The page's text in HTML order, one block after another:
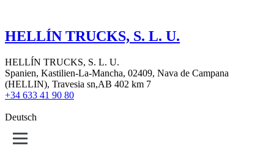
HELLÍN TRUCKS, S. L. U.
HELLÍN TRUCKS, S. L. U.
Spanien, Kastilien-La-Mancha, 02409, Nava de Campana
(HELLIN), Travesia sn,AB 402 km 7
+34 633 41 90 80
Deutsch